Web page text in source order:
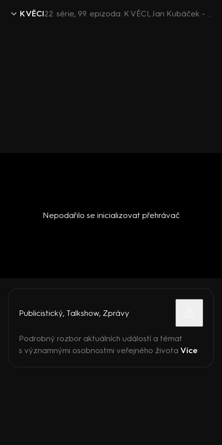
K VĚCI 22. série, 99. epizoda: K VĚCI, Jan Kubáček - 19.5. v 12:30
Nepodařilo se inicializovat přehrávač
Publicistický, Talkshow, Zprávy
Podrobný rozbor aktuálních událostí a témat
s významnými osobnostmi veřejného života Více